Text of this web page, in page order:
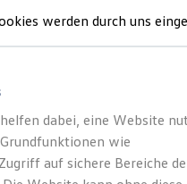
und Gebrauchtwagen
Leasing
für Alltag
werden durch uns
dabei, eine Website
wie
auf sichere Bereiche